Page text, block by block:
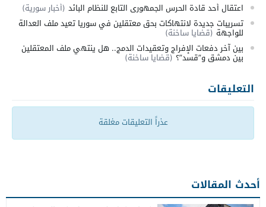
اعتقال أحد قادة الحرس الجمهوري التابع للنظام البائد (أخبار سورية)
تسريبات جديدة لانتهاكات بحق معتقلين في سوريا تعيد ملف العدالة
للواجهة (قضايا ساخنة)
بين آخر دفعات الإفراج وتعقيدات الدمج.. هل ينتهي ملف المعتقلين
بين دمشق و”قسد”؟ (قضايا ساخنة)
التعليقات
عذراً التعليقات مغلقة
أحدث المقالات